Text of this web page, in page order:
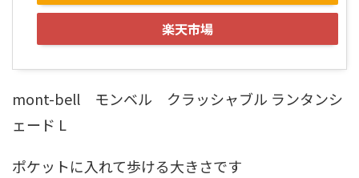
楽天市場
mont-bell モンベル クラッシャブル ランタンシ
ェード L
ポケットに入れて歩ける大きさです